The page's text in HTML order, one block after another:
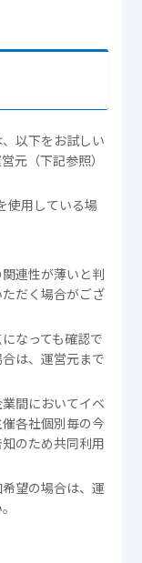
以下をお試しい
元（下記参照）
使用している場
連性が薄いと判
だく場合がござ
なっても確認で
は、運営元まで
間においてイベ
各社個別毎の今
のため共同利用
望の場合は、運